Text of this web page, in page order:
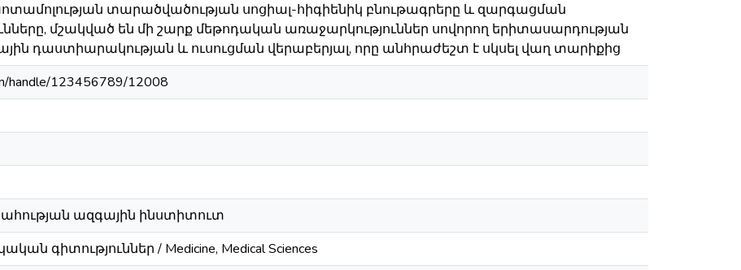
տարածվածության սոցիալ-հիգիենիկ բնութագրերը և զարգացման
մշակված են մի շարք մեթոդական առաջարկություններ սովորող երիտասարդության
դաստիարակության և ուսուցման վերաբերյալ, որը անհրաժեշտ է սկսել վաղ տարիքից
handle/123456789/12008
ազգային ինստիտուտ
գիտություններ / Medicine, Medical Sciences